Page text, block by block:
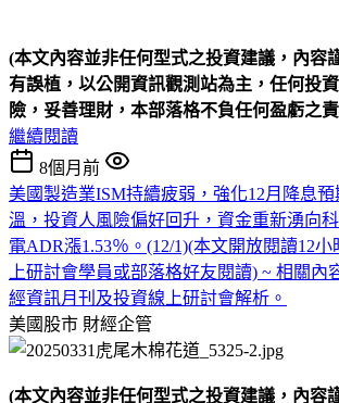
(本文內容並非任何型式之投資建議，內容
有誤植，以公開資訊觀測站為主，任何投
險，妥善理財，本部落格不負任何盈虧之責
繼續閱讀
8個月前
美國製造業ISM持續疲弱，強化12月降息
溫，投資人風險偏好回升，資金重新湧向
電ADR漲1.53％。(12/1)(本文開放閱讀12
上研討會學員或部落格好友閱讀) ~ 相關內
經資訊月刊及投資線上研討會解析。
美國股市 財經企管
(本文內容並非任何型式之投資建議，內容